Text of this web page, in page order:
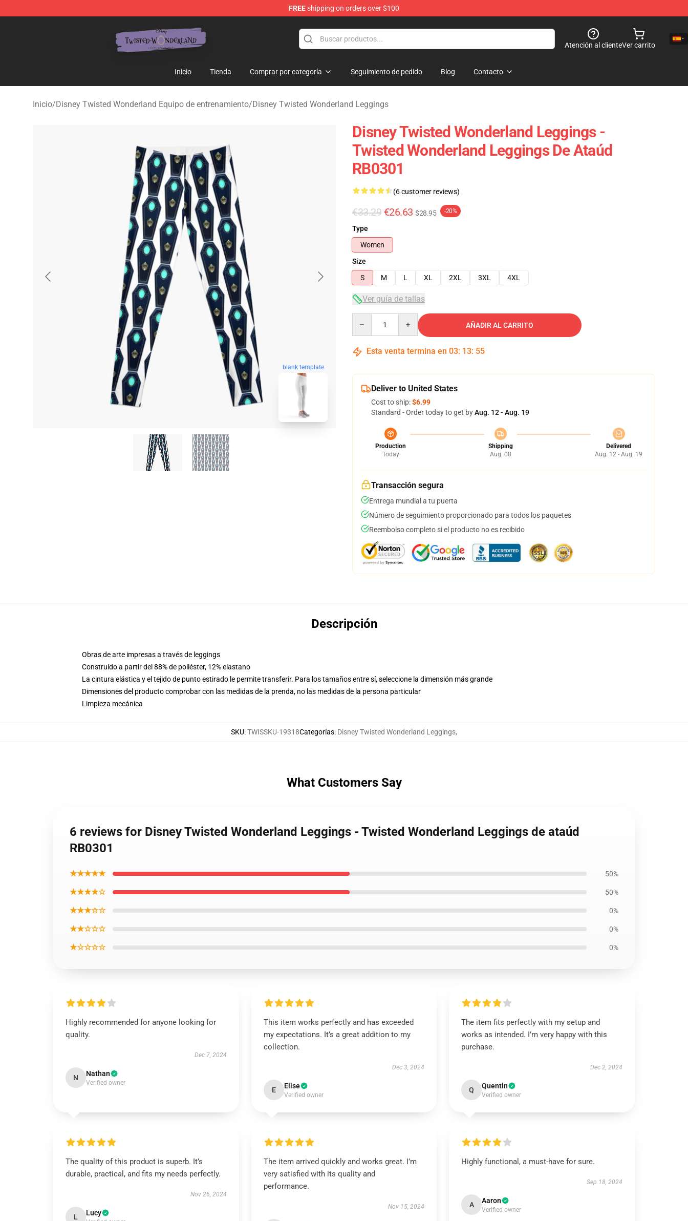
FREEshipping on orders over $100
Atención al clienteVer carrito
Inicio Tienda Comprar por categoría Seguimiento de pedido Blog Contacto
Inicio/Disney Twisted Wonderland Equipo de entrenamiento/Disney Twisted Wonderland Leggings
blank template
Disney Twisted Wonderland Leggings -
Twisted Wonderland Leggings De Ataúd
RB0301
(6 customer reviews)
€33.29 €26.63 $28.95 -20%
Type
Women
Size
S
M L XL 2XL 3XL 4XL
Ver guía de tallas
AÑADIR AL CARRITO
Esta venta termina en 03: 13: 54
Deliver to United States
Cost to ship:$6.99
Standard - Order today to get byAug. 12 - Aug. 19
Production
Today
Shipping
Aug. 08
Delivered
Aug. 12 - Aug. 19
Transacción segura
Entrega mundial a tu puerta
Número de seguimiento proporcionado para todos los paquetes
Reembolso completo si el producto no es recibido
Descripción
Obras de arte impresas a través de leggings
Construido a partir del 88% de poliéster, 12% elastano
La cintura elástica y el tejido de punto estirado le permite transferir. Para los tamaños entre sí, seleccione la dimensión más grande
Dimensiones del producto comprobar con las medidas de la prenda, no las medidas de la persona particular
Limpieza mecánica
SKU:TWISSKU-19318Categorías: Disney Twisted Wonderland Leggings,
What Customers Say
6 reviews for Disney Twisted Wonderland Leggings - Twisted Wonderland Leggings de ataúd
RB0301
★★★★★ 50%
★★★★☆ 50%
★★★☆☆ 0%
★★☆☆☆ 0%
★☆☆☆☆ 0%
Highly recommended for anyone looking for
quality.
Dec 7, 2024
N Nathan
Verified owner
This item works perfectly and has exceeded
my expectations. It’s a great addition to my
collection.
Dec 3, 2024
E Elise
Verified owner
The item fits perfectly with my setup and
works as intended. I’m very happy with this
purchase.
Dec 2, 2024
Q Quentin
Verified owner
The quality of this product is superb. It’s
durable, practical, and fits my needs perfectly.
Nov 26, 2024
L Lucy
The item arrived quickly and works great. I’m
very satisfied with its quality and
performance.
Nov 15, 2024
Highly functional, a must-have for sure.
Sep 18, 2024
A Aaron
Verified owner